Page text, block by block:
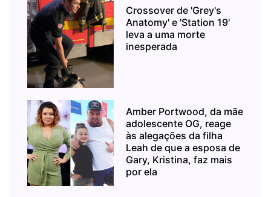
Crossover de 'Grey's
Anatomy' e 'Station 19'
leva a uma morte
inesperada
Amber Portwood, da mãe
adolescente OG, reage
às alegações da filha
Leah de que a esposa de
Gary, Kristina, faz mais
por ela